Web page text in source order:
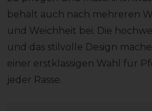
behält auch nach mehreren
und Weichheit bei. Die
und das stilvolle Design
einer erstklassigen Wahl für
jeder Rasse.